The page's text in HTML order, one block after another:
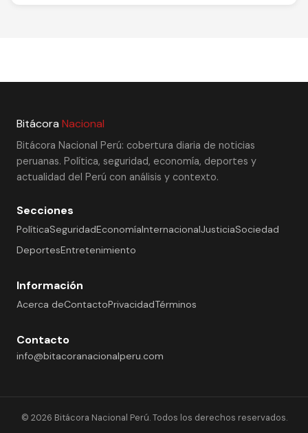
Bitácora Nacional
Bitácora Nacional Perú: cobertura diaria de noticias
peruanas. Política, seguridad, economía, deportes y
actualidad del Perú con análisis y contexto.
Secciones
PolíticaSeguridadEconomíaInternacionalJusticiaSociedad
DeportesEntretenimiento
Información
Acerca deContactoPrivacidadTérminos
Contacto
info@bitacoranacionalperu.com
© 2026 Bitácora Nacional Perú. Todos los derechos reservados.